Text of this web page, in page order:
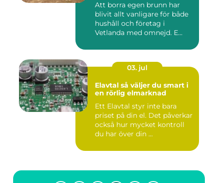
Att borra egen brunn har
blivit allt vanligare för både
hushåll och företag i
Vetlanda med omnejd. E...
03. jul
Elavtal så väljer du smart i
en rörlig elmarknad
Ett Elavtal styr inte bara
priset på din el. Det påverkar
också hur mycket kontroll
du har över din ...